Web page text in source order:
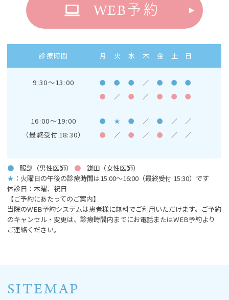
WEB予約
診療時間 月 火 水 木 金 土 日
9:30～13:00 ● ● ● ／ ● ●
●
●
／ ● ／ ● ● ●
16:00～19:00 ● ★ ● ／ ● ／ ／
（最終受付18:30） ● ／ ● ／ ● ／ ／
●- 服部（男性医師） ●- 鎌田（女性医師）
★ ：火曜日の午後の診療時間は15:00～16:00 （最終受付 15:30）です
休診日：木曜、祝日
【ご予約にあたってのご案内】
当院のWEB予約システムは患者様に無料でご利用いただけます。ご予約
のキャンセル・変更は、診療時間内までにお電話またはWEB予約より
ご連絡ください。
SITEMAP